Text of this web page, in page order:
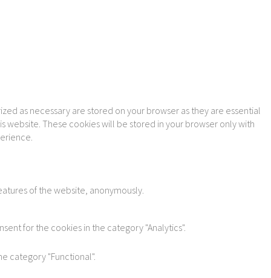
as necessary are stored on your browser as they are essential
website. These cookies will be stored in your browser only with
of the website, anonymously.
for the cookies in the category "Analytics".
category "Functional".